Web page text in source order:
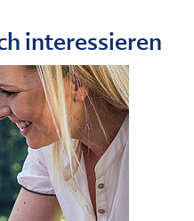
interessieren